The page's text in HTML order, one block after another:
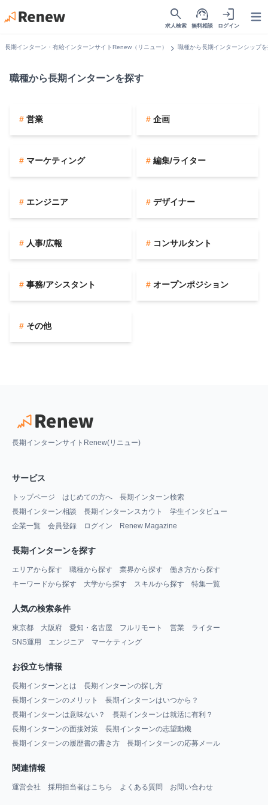
search
求人検索
support_agent
無料相談
login
ログイン
長期インターン・有給インターンサイトRenew（リニュー） chevron_right 職種から長期インターンシップ
職種から長期インターンを探す
営業 企画
マーケティング 編集/ライター
エンジニア デザイナー
人事/広報 コンサルタント
事務/アシスタント オープンポジション
その他
長期インターンサイトRenew(リニュー)
サービス
トップページ はじめての方へ
長期インターン検索
長期インターン相談
長期インターンスカウト
学生インタビュー
企業一覧
会員登録 ログイン Renew Magazine
長期インターンを探す
エリアから探す 職種から探す 業界から探す
働き方から探す
キーワードから探す
大学から探す スキルから探す 特集一覧
人気の検索条件
東京都 大阪府 愛知・名古屋 フルリモート 営業
ライター
SNS運用
エンジニア マーケティング
お役立ち情報
長期インターンとは
長期インターンの探し方
長期インターンのメリット
長期インターンはいつから？
長期インターンは意味ない？
長期インターンは就活に有利？
長期インターンの面接対策
長期インターンの志望動機
長期インターンの履歴書の書き方
長期インターンの応募メール
関連情報
運営会社 採用担当者はこちら よくある質問 お問い合わせ